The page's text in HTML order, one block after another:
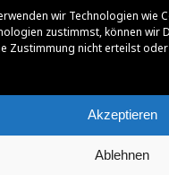
wir Technologien
zustimmst, können
Zustimmung nicht erteilst
Akzeptieren
Ablehnen